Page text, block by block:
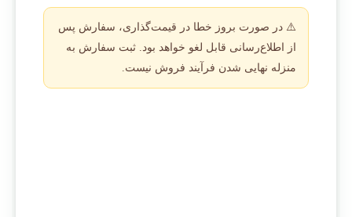
⚠️ در صورت بروز خطا در قیمت‌گذاری، سفارش پس
از اطلاع‌رسانی قابل لغو خواهد بود. ثبت سفارش به
منزله نهایی شدن فرآیند فروش نیست.